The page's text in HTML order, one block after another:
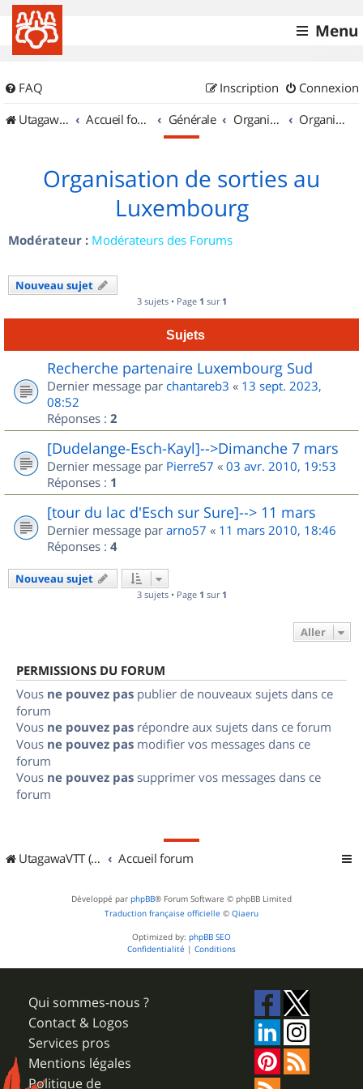
Menu
FAQ Connexion
Inscription
UtagawaVTT (Randos VTT et VTTAE avec traces GPS)
Accueil forum Générale Organisation de sorties & Recherche de partenaires Organisation de sorties au Luxembourg
Organisation de sorties au
Luxembourg
Modérateur : Modérateurs des Forums
Nouveau sujet
3 sujets • Page 1 sur 1
Sujets
Recherche partenaire Luxembourg Sud
Dernier message par chantareb3 « 13 sept. 2023,
08:52
Réponses : 2
[Dudelange-Esch-Kayl]-->Dimanche 7 mars
Dernier message par Pierre57 « 03 avr. 2010, 19:53
Réponses : 1
[tour du lac d'Esch sur Sure]--> 11 mars
Dernier message par arno57 « 11 mars 2010, 18:46
Réponses : 4
Nouveau sujet
3 sujets • Page 1 sur 1
Aller
PERMISSIONS DU FORUM
Vous ne pouvez pas publier de nouveaux sujets dans ce
forum
Vous ne pouvez pas répondre aux sujets dans ce forum
Vous ne pouvez pas modifier vos messages dans ce
forum
Vous ne pouvez pas supprimer vos messages dans ce
forum
UtagawaVTT (Randos VTT et VTTAE avec traces GPS) Accueil forum
Développé par phpBB® Forum Software © phpBB Limited
Traduction française officielle © Qiaeru
Optimized by: phpBB SEO
Confidentialité | Conditions
Qui sommes-nous ?
Contact & Logos
Services pros
Mentions légales
Politique de